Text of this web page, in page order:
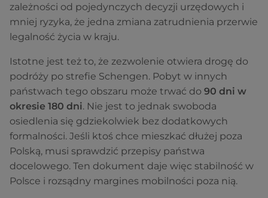
zależności od pojedynczych decyzji urzędowych i
mniej ryzyka, że jedna zmiana zatrudnienia przerwie
legalność życia w kraju.
Istotne jest też to, że zezwolenie otwiera drogę do
podróży po strefie Schengen. Pobyt w innych
państwach tego obszaru może trwać do 90 dni w
okresie 180 dni. Nie jest to jednak swoboda
osiedlenia się gdziekolwiek bez dodatkowych
formalności. Jeśli ktoś chce mieszkać dłużej poza
Polską, musi sprawdzić przepisy państwa
docelowego. Ten dokument daje więc stabilność w
Polsce i rozsądny margines mobilności poza nią.